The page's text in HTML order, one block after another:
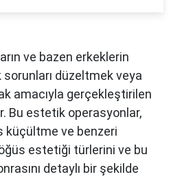
ve bazen erkeklerin
düzeltmek veya
amacıyla gerçekleştirilen
Bu estetik operasyonlar,
küçültme ve benzeri
estetiği türlerini ve bu
detaylı bir şekilde